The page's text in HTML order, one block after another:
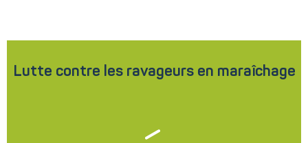
Lutte contre les ravageurs en maraîchage